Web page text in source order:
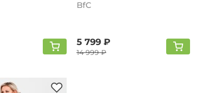
BfC
5 799 ₽
14 999 ₽